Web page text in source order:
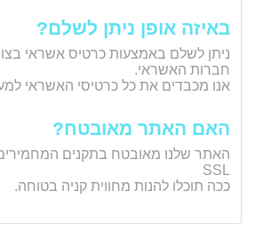
באיזה אופן ניתן לשלם?
ניתן לשלם באמצעות כרטיס אשראי
חברות האשראי.
אנו מכבדים את כל כרטיסי האשראי
האם האתר מאובטח?
האתר שלנו מאובטח בתקנים
SSL
ככה תוכלו להנות מחווית קניה בטוחה.